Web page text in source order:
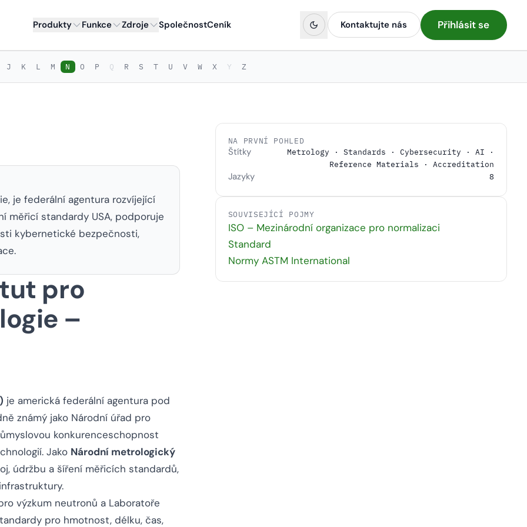
Produkty Funkce Zdroje SpolečnostCeník Kontaktujte nás Přihlásit se
J K L M N O P Q R S T U V W X Y Z
je federální agentura rozvíjející
měřicí standardy USA, podporuje
kybernetické bezpečnosti,
pro
–
je americká federální agentura pod
známý jako Národní úřad pro
konkurenceschopnost
Jako Národní metrologický
údržbu a šíření měřicích standardů,
výzkum neutronů a Laboratoře
pro hmotnost, délku, čas,
NA PRVNÍ POHLED
Štítky
Metrology · Standards · Cybersecurity · AI ·
Reference Materials · Accreditation
Jazyky 8
SOUVISEJÍCÍ POJMY
ISO – Mezinárodní organizace pro normalizaci
Standard
Normy ASTM International